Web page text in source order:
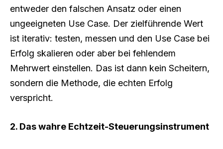
entweder den falschen Ansatz oder einen
ungeeigneten Use Case. Der zielführende Wert
ist iterativ: testen, messen und den Use Case bei
Erfolg skalieren oder aber bei fehlendem
Mehrwert einstellen. Das ist dann kein Scheitern,
sondern die Methode, die echten Erfolg
verspricht.
2. Das wahre Echtzeit-Steuerungsinstrument